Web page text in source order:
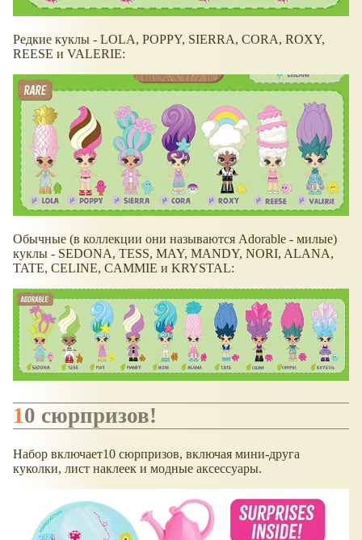
Редкие куклы - LOLA, POPPY, SIERRA, CORA, ROXY,
REESE и VALERIE:
Обычные (в коллекции они называются Adorable - милые)
куклы - SEDONA, TESS, MAY, MANDY, NORI, ALANA,
TATE, CELINE, CAMMIE и KRYSTAL:
10 сюрпризов!
Набор включает10 сюрпризов, включая мини-друга
куколки, лист наклеек и модные аксессуары.